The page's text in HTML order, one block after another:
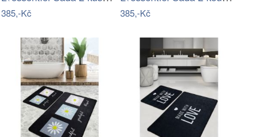
385,-Kč 385,-Kč